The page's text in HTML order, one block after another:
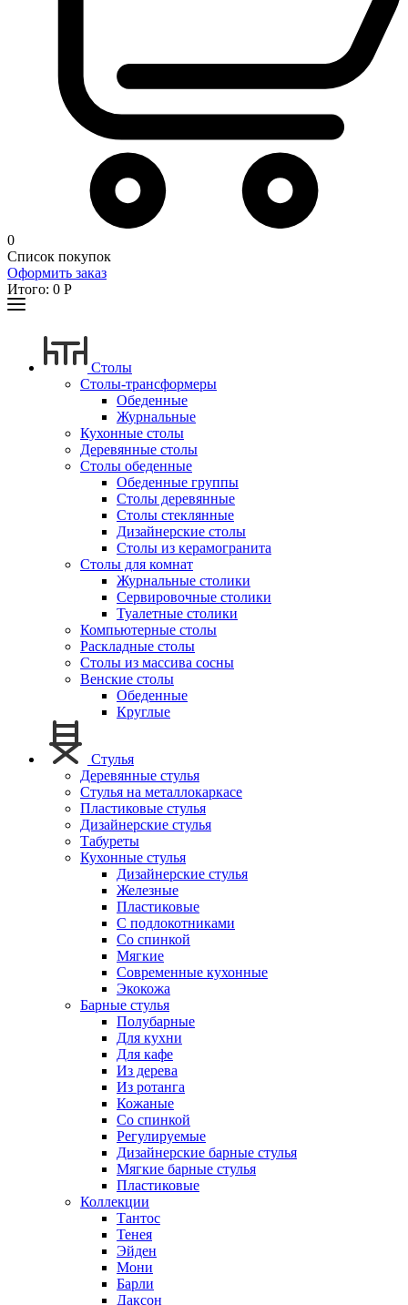
0
Список покупок
Оформить заказ
Итого: 0 Р
Столы
Столы-трансформеры
Обеденные
Журнальные
Кухонные столы
Деревянные столы
Столы обеденные
Обеденные группы
Столы деревянные
Столы стеклянные
Дизайнерские столы
Столы из керамогранита
Столы для комнат
Журнальные столики
Сервировочные столики
Туалетные столики
Компьютерные столы
Раскладные столы
Столы из массива сосны
Венские столы
Обеденные
Круглые
Стулья
Деревянные стулья
Стулья на металлокаркасе
Пластиковые стулья
Дизайнерские стулья
Табуреты
Кухонные стулья
Дизайнерские стулья
Железные
Пластиковые
С подлокотниками
Со спинкой
Мягкие
Современные кухонные
Экокожа
Барные стулья
Полубарные
Для кухни
Для кафе
Из дерева
Из ротанга
Кожаные
Со спинкой
Регулируемые
Дизайнерские барные стулья
Мягкие барные стулья
Пластиковые
Коллекции
Тантос
Тенея
Эйден
Мони
Барли
Даксон